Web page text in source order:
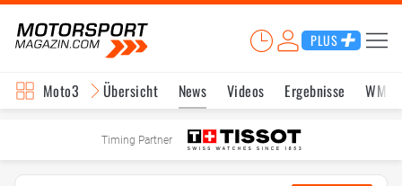
PLUS
Moto3 Übersicht News Videos Ergebnisse WM-
Timing Partner